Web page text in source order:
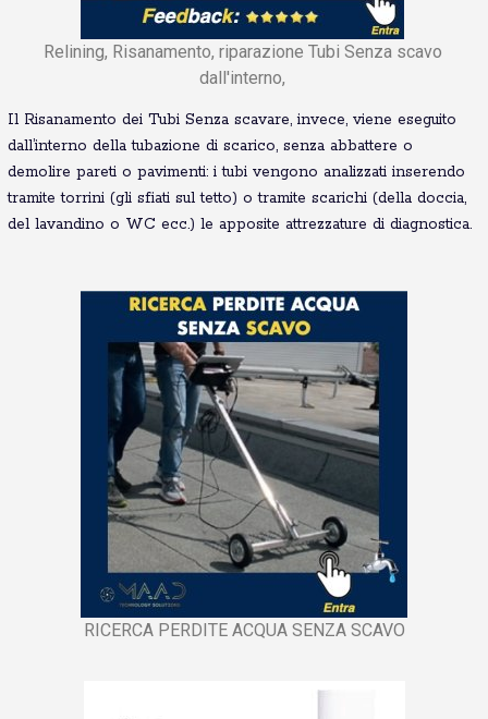
Relining, Risanamento, riparazione Tubi Senza scavo
dall'interno,
Il Risanamento dei Tubi Senza scavare, invece, viene eseguito
dall’interno della tubazione di scarico, senza abbattere o
demolire pareti o pavimenti: i tubi vengono analizzati inserendo
tramite torrini (gli sfiati sul tetto) o tramite scarichi (della doccia,
del lavandino o WC ecc.) le apposite attrezzature di diagnostica.
RICERCA PERDITE ACQUA SENZA SCAVO